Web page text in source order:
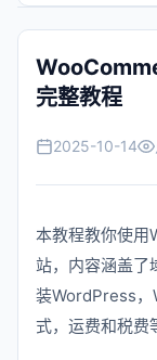
全域旅游
行业百科
跨境外贸
常见问题
帮助中心
完整教程
2025-10-14
本教程教你使用
站，内容涵盖了
装WordPress，
式，运费和税费